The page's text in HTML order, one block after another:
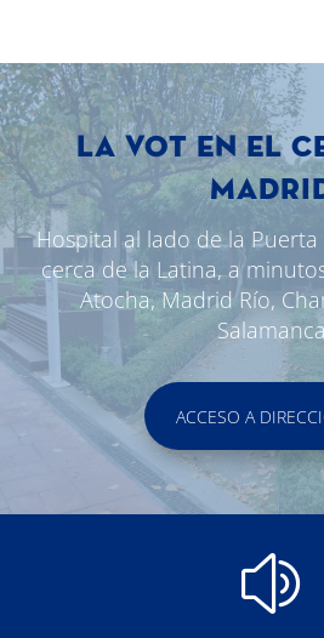
LA VOT EN EL
Hospital al lado de la
cerca de la Latina, a
Atocha, Madrid Río,
Salamanca
ACCESO A
z